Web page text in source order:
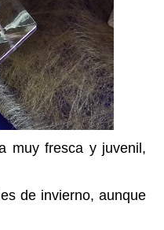
muy fresca y juvenil,
de invierno, aunque